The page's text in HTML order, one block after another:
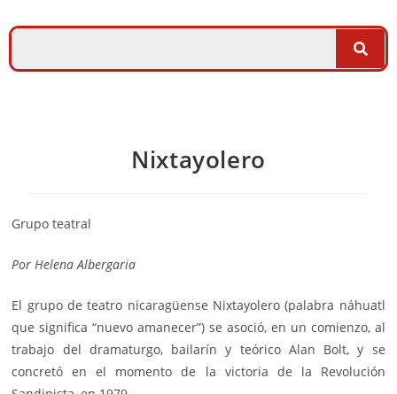
Nixtayolero
Grupo teatral
PorHelena Albergaria
El grupo de teatro nicaragüense Nixtayolero (palabra náhuatl
que significa “nuevo amanecer”) se asoció, en un comienzo, al
trabajo del dramaturgo, bailarín y teórico Alan Bolt, y se
concretó en el momento de la victoria de la Revolución